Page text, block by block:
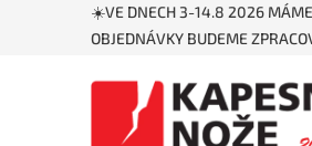
☀️VE DNECH 3-14.8 2026 MÁME
OBJEDNÁVKY BUDEME